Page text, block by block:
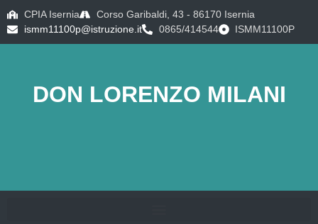
CPIA Isernia
Corso Garibaldi, 43 - 86170 Isernia
ismm11100p@istruzione.it
0865/414544 ISMM11100P
DON LORENZO MILANI